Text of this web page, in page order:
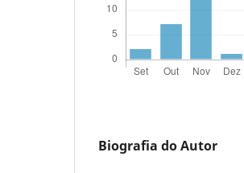
Biografia do Autor